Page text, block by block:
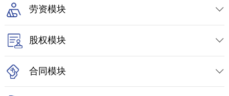
劳资模块 
股权模块 
合同模块 